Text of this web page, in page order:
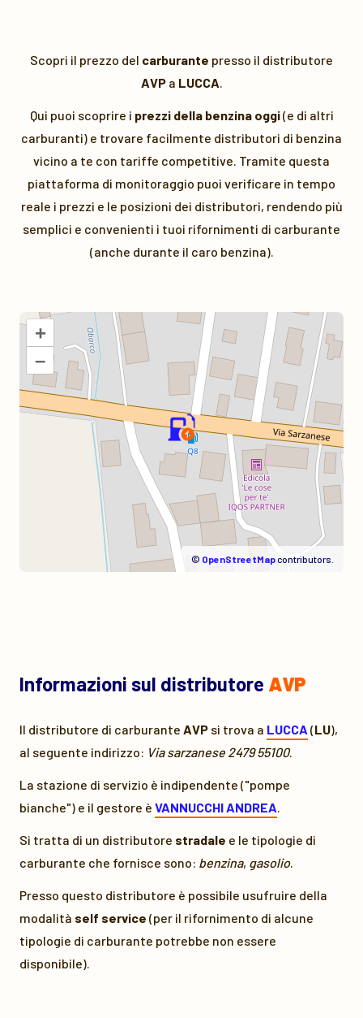
Scopri il prezzo del carburante presso il distributore
AVPa LUCCA.
Qui puoi scoprire i prezzi della benzina oggi(e di altri
carburanti) e trovare facilmente distributori di benzina
vicino a te con tariffe competitive. Tramite questa
piattaforma di monitoraggio puoi verificare in tempo
reale i prezzi e le posizioni dei distributori, rendendo più
semplici e convenienti i tuoi rifornimenti di carburante
(anche durante il caro benzina).
+
–
© OpenStreetMapcontributors.
Informazioni sul distributore AVP
Il distributore di carburante AVP si trova a LUCCA (LU),
al seguente indirizzo: Via sarzanese 2479 55100.
La stazione di servizio è indipendente ("pompe
bianche") e il gestore è VANNUCCHI ANDREA.
Si tratta di un distributore stradale e le tipologie di
carburante che fornisce sono: benzina, gasolio.
Presso questo distributore è possibile usufruire della
modalità self service (per il rifornimento di alcune
tipologie di carburante potrebbe non essere
disponibile).